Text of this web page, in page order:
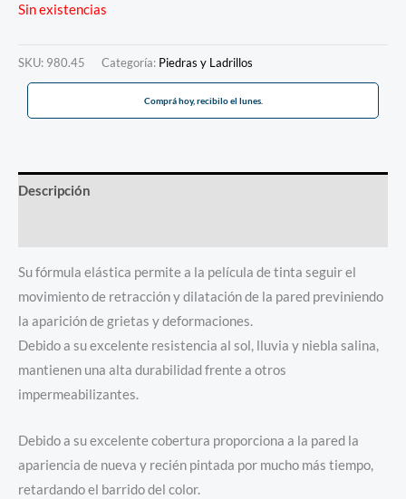
Sin existencias
SKU: 980.45 Categoría: Piedras y Ladrillos
Comprá hoy, recibilo el lunes.
Descripción
Su fórmula elástica permite a la película de tinta seguir el
movimiento de retracción y dilatación de la pared previniendo
la aparición de grietas y deformaciones.
Debido a su excelente resistencia al sol, lluvia y niebla salina,
mantienen una alta durabilidad frente a otros
impermeabilizantes.
Debido a su excelente cobertura proporciona a la pared la
apariencia de nueva y recién pintada por mucho más tiempo,
retardando el barrido del color.